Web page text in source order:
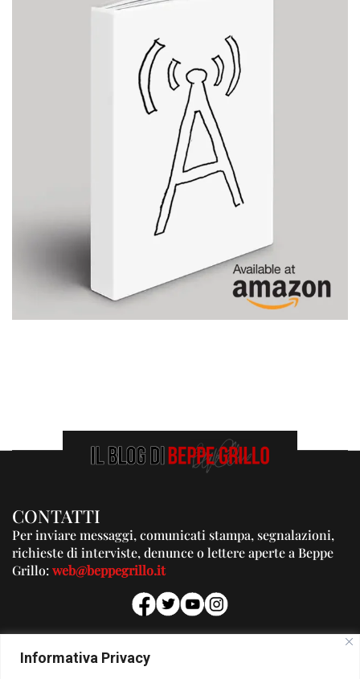
Informativa Privacy
CONTATTI
Per inviare messaggi, comunicati stampa, segnalazioni,
richieste di interviste, denunce o lettere aperte a Beppe
Grillo:web@beppegrillo.it
PUBBLICITA'
Per la tua pubblicità su questo Blog: